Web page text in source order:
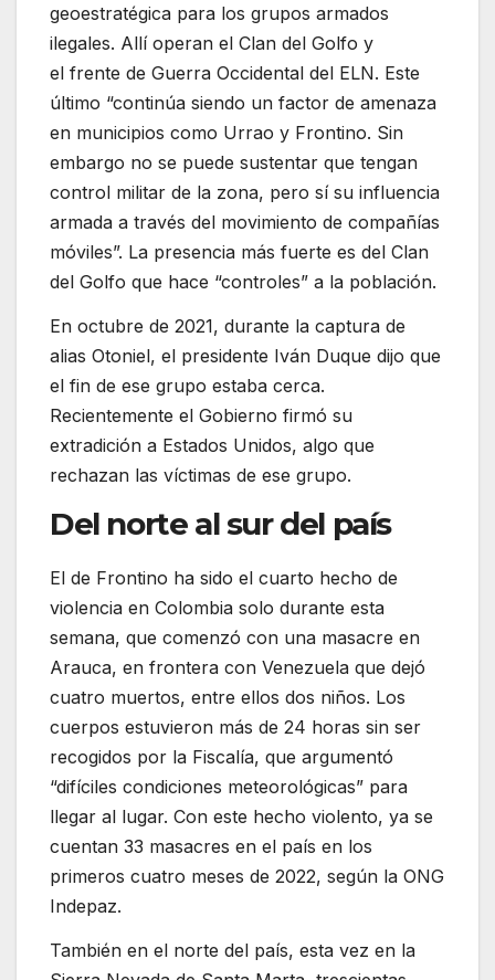
geoestratégica para los grupos armados
ilegales. Allí operan el Clan del Golfo y
el frente de Guerra Occidental del ELN. Este
último “continúa siendo un factor de amenaza
en municipios como Urrao y Frontino. Sin
embargo no se puede sustentar que tengan
control militar de la zona, pero sí su influencia
armada a través del movimiento de compañías
móviles”. La presencia más fuerte es del Clan
del Golfo que hace “controles” a la población.
En octubre de 2021, durante la captura de
alias Otoniel, el presidente Iván Duque dijo que
el fin de ese grupo estaba cerca.
Recientemente el Gobierno firmó su
extradición a Estados Unidos, algo que
rechazan las víctimas de ese grupo.
Del norte al sur del país
El de Frontino ha sido el cuarto hecho de
violencia en Colombia solo durante esta
semana, que comenzó con una masacre en
Arauca, en frontera con Venezuela que dejó
cuatro muertos, entre ellos dos niños. Los
cuerpos estuvieron más de 24 horas sin ser
recogidos por la Fiscalía, que argumentó
“difíciles condiciones meteorológicas” para
llegar al lugar. Con este hecho violento, ya se
cuentan 33 masacres en el país en los
primeros cuatro meses de 2022, según la ONG
Indepaz.
También en el norte del país, esta vez en la